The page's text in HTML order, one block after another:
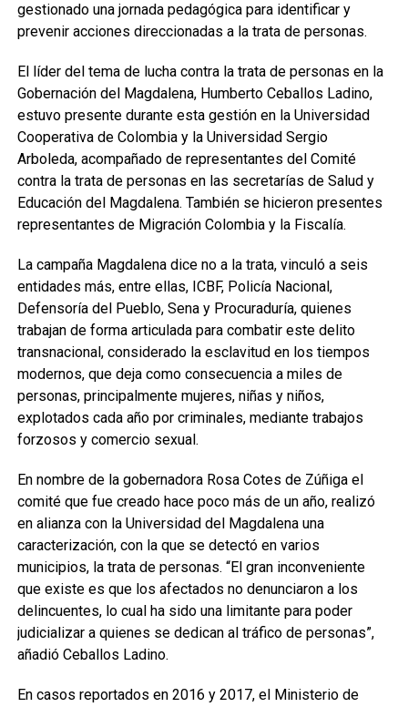
gestionado una jornada pedagógica para identificar y
prevenir acciones direccionadas a la trata de personas.
El líder del tema de lucha contra la trata de personas en la
Gobernación del Magdalena, Humberto Ceballos Ladino,
estuvo presente durante esta gestión en la Universidad
Cooperativa de Colombia y la Universidad Sergio
Arboleda, acompañado de representantes del Comité
contra la trata de personas en las secretarías de Salud y
Educación del Magdalena. También se hicieron presentes
representantes de Migración Colombia y la Fiscalía.
La campaña Magdalena dice no a la trata, vinculó a seis
entidades más, entre ellas, ICBF, Policía Nacional,
Defensoría del Pueblo, Sena y Procuraduría, quienes
trabajan de forma articulada para combatir este delito
transnacional, considerado la esclavitud en los tiempos
modernos, que deja como consecuencia a miles de
personas, principalmente mujeres, niñas y niños,
explotados cada año por criminales, mediante trabajos
forzosos y comercio sexual.
En nombre de la gobernadora Rosa Cotes de Zúñiga el
comité que fue creado hace poco más de un año, realizó
en alianza con la Universidad del Magdalena una
caracterización, con la que se detectó en varios
municipios, la trata de personas. “El gran inconveniente
que existe es que los afectados no denunciaron a los
delincuentes, lo cual ha sido una limitante para poder
judicializar a quienes se dedican al tráfico de personas”,
añadió Ceballos Ladino.
En casos reportados en 2016 y 2017, el Ministerio de